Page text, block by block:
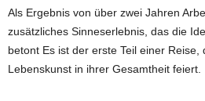
Als Ergebnis von über zwei Jahren
zusätzliches Sinneserlebnis, das die
betont Es ist der erste Teil einer Reise,
Lebenskunst in ihrer Gesamtheit feiert.